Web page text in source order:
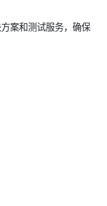
案和测试服务，确保